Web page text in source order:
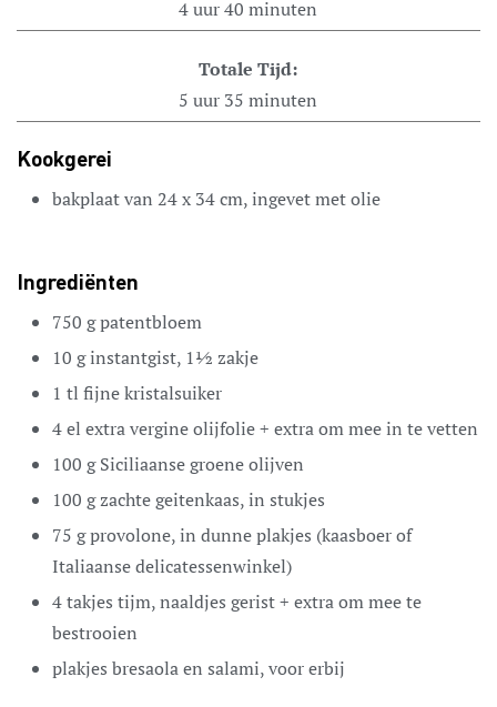
4 uur 40 minuten
Totale Tijd:
5 uur 35 minuten
Kookgerei
bakplaat van 24 x 34 cm, ingevet met olie
Ingrediënten
750 gpatentbloem
10 ginstantgist, 1½ zakje
1 tl fijne kristalsuiker
4el extra vergine olijfolie + extra om mee in te vetten
100 g Siciliaanse groene olijven
100 gzachte geitenkaas,in stukjes
75 gprovolone,in dunne plakjes (kaasboer of
Italiaanse delicatessenwinkel)
4takjes tijm,naaldjes gerist + extra om mee te
bestrooien
plakjes bresaola en salami,voor erbij